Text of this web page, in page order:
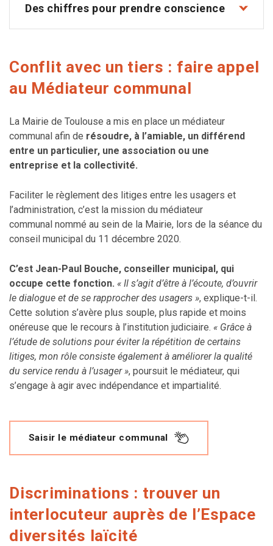
Des chiffres pour prendre conscience
Conflit avec un tiers : faire appel
au Médiateur communal
La Mairie de Toulouse a mis en place un médiateur
communal afin de résoudre, à l’amiable, un différend
entre un particulier, une association ou une
entreprise et la collectivité.
Faciliter le règlement des litiges entre les usagers et
l’administration, c’est la mission du médiateur
communal nommé au sein de la Mairie, lors de la séance du
conseil municipal du 11 décembre 2020.
C’est Jean-Paul Bouche, conseiller municipal, qui
occupe cette fonction. « Il s’agit d’être à l’écoute, d’ouvrir
le dialogue et de se rapprocher des usagers », explique-t-il.
Cette solution s’avère plus souple, plus rapide et moins
onéreuse que le recours à l’institution judiciaire. « Grâce à
l’étude de solutions pour éviter la répétition de certains
litiges, mon rôle consiste également à améliorer la qualité
du service rendu à l’usager », poursuit le médiateur, qui
s’engage à agir avec indépendance et impartialité.
Saisir le médiateur communal
Discriminations : trouver un
interlocuteur auprès de l’Espace
diversités laïcité